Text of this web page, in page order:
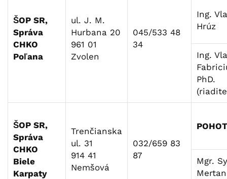
ŠOP SR,
Správa
CHKO
Poľana
ul. J. M.
Hurbana 20
961 01
Zvolen
045/533 48
34
Ing.
Hrúz
Ing.
PhD.
ŠOP SR,
Správa
CHKO
Biele
Karpaty
Trenčianska
ul. 31
914 41
Nemšová
032/659 83
87
Mgr.